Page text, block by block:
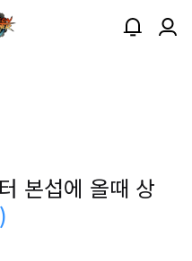
본섭에 올때 상